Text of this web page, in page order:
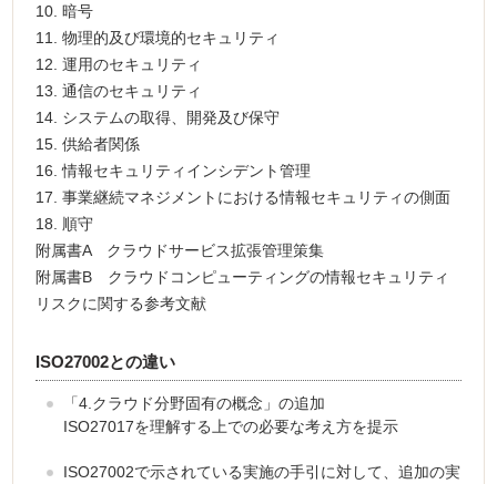
10. 暗号
11. 物理的及び環境的セキュリティ
12. 運用のセキュリティ
13. 通信のセキュリティ
14. システムの取得、開発及び保守
15. 供給者関係
16. 情報セキュリティインシデント管理
17. 事業継続マネジメントにおける情報セキュリティの側面
18. 順守
附属書A クラウドサービス拡張管理策集
附属書B クラウドコンピューティングの情報セキュリティ
リスクに関する参考文献
ISO27002との違い
「4.クラウド分野固有の概念」の追加
ISO27017を理解する上での必要な考え方を提示
ISO27002で示されている実施の手引に対して、追加の実